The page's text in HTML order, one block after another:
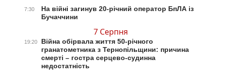
7:30
На війні загинув 20-річний оператор БпЛА із
Бучаччини
7 Серпня
19:20
Війна обірвала життя 50-річного
гранатометника з Тернопільщини: причина
смерті – гостра серцево-судинна
недостатність